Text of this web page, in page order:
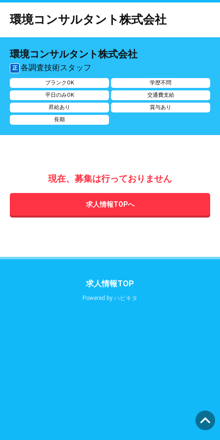
環境コンサルタント株式会社
環境コンサルタント株式会社
正 各調査技術スタッフ
ブランクOK
学歴不問
平日のみOK
交通費支給
昇給あり
賞与あり
長期
現在、募集は行っておりません
求人情報TOPへ
求人情報TOP
Powered by ハピキタ